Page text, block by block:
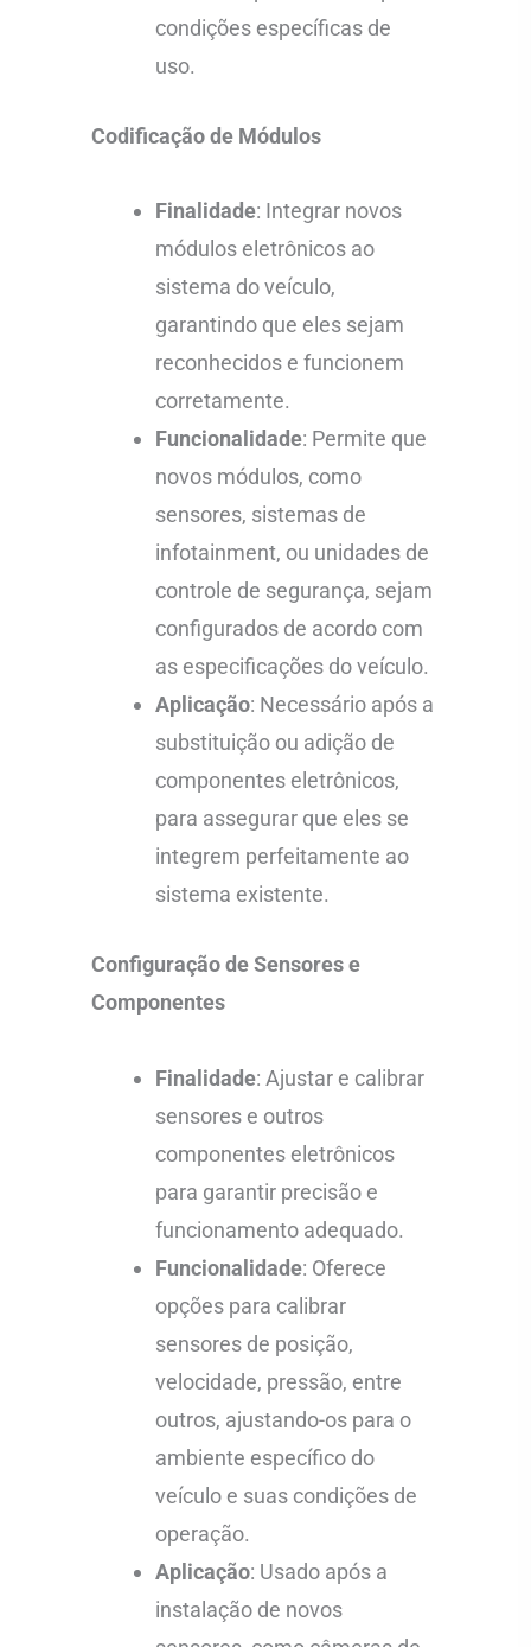
condições específicas de
uso.
Codificação de Módulos
Finalidade: Integrar novos
módulos eletrônicos ao
sistema do veículo,
garantindo que eles sejam
reconhecidos e funcionem
corretamente.
Funcionalidade: Permite que
novos módulos, como
sensores, sistemas de
infotainment, ou unidades de
controle de segurança, sejam
configurados de acordo com
as especificações do veículo.
Aplicação: Necessário após a
substituição ou adição de
componentes eletrônicos,
para assegurar que eles se
integrem perfeitamente ao
sistema existente.
Configuração de Sensores e
Componentes
Finalidade: Ajustar e calibrar
sensores e outros
componentes eletrônicos
para garantir precisão e
funcionamento adequado.
Funcionalidade: Oferece
opções para calibrar
sensores de posição,
velocidade, pressão, entre
outros, ajustando-os para o
ambiente específico do
veículo e suas condições de
operação.
Aplicação: Usado após a
instalação de novos